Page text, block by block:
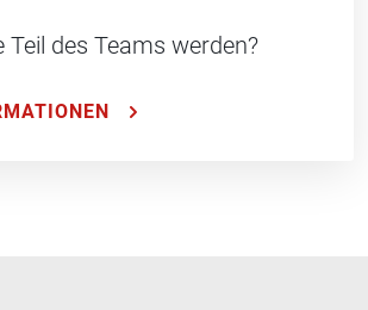
Teil des Teams werden?